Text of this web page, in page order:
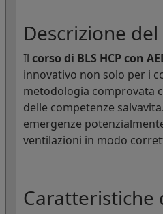
Descrizione
Il corso di BLS HCP con
innovativo non solo per i
metodologia comprovata
delle competenze
emergenze
ventilazioni in modo
Caratteristiche